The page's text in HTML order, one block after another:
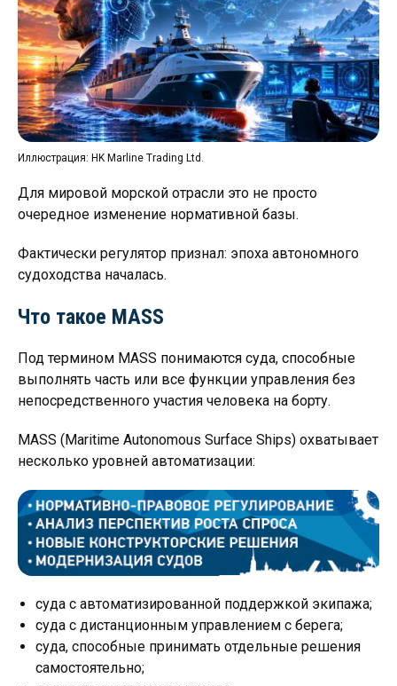
Иллюстрация: HK Marline Trading Ltd.
Для мировой морской отрасли это не просто
очередное изменение нормативной базы.
Фактически регулятор признал: эпоха автономного
судоходства началась.
Что такое MASS
Под термином MASS понимаются суда, способные
выполнять часть или все функции управления без
непосредственного участия человека на борту.
MASS (Maritime Autonomous Surface Ships) охватывает
несколько уровней автоматизации:
суда с автоматизированной поддержкой экипажа;
суда с дистанционным управлением с берега;
суда, способные принимать отдельные решения
самостоятельно;